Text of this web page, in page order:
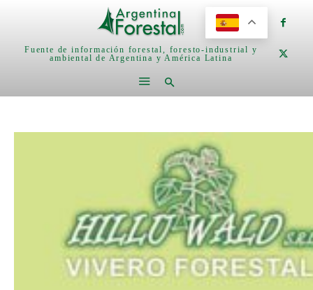
Fuente de información forestal, foresto-industrial y
ambiental de Argentina y América Latina